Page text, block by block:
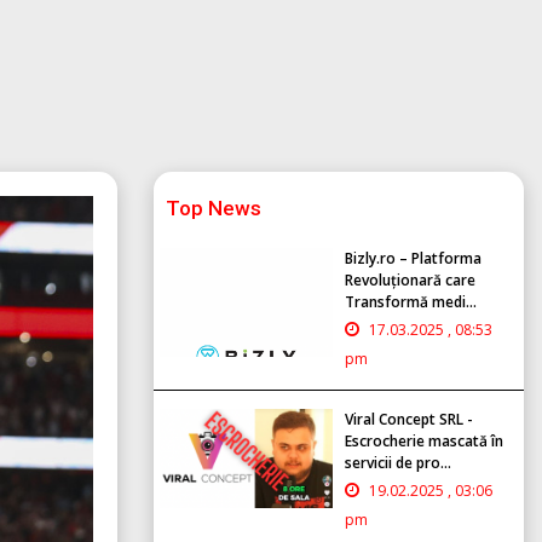
Top News
Bizly.ro – Platforma
Revoluționară care
Transformă medi...
17.03.2025 , 08:53
pm
Viral Concept SRL -
Escrocherie mascată în
servicii de pro...
19.02.2025 , 03:06
pm